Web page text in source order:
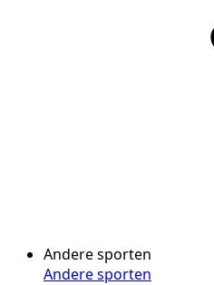
Andere sporten
Andere sporten